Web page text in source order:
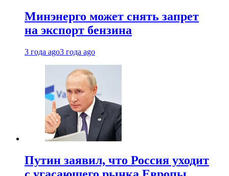
Минэнерго может снять запрет
на экспорт бензина
3 года ago3 года ago
Путин заявил, что Россия уходит